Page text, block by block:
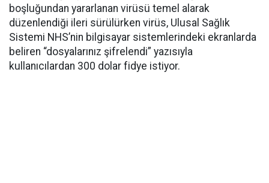
boşluğundan yararlanan virüsü temel alarak
düzenlendiği ileri sürülürken virüs, Ulusal Sağlık
Sistemi NHS’nin bilgisayar sistemlerindeki ekranlarda
beliren “dosyalarınız şifrelendi” yazısıyla
kullanıcılardan 300 dolar fidye istiyor.